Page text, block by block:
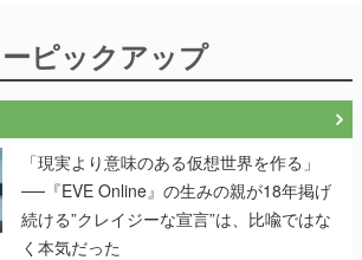
ピックアップ
「現実より意味のある仮想世界を作る」
──『EVE Online』の生みの親が18年掲げ
続ける”クレイジーな宣言”は、比喩ではな
く本気だった